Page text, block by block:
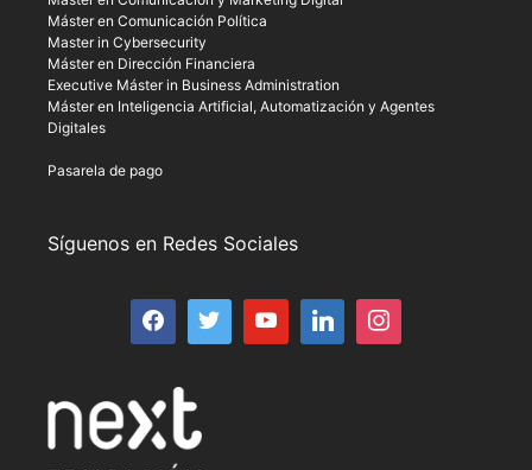
Máster en Comunicación Política
Master in Cybersecurity
Máster en Dirección Financiera
Executive Máster in Business Administration
Máster en Inteligencia Artificial, Automatización y Agentes
Digitales
Pasarela de pago
Síguenos en Redes Sociales